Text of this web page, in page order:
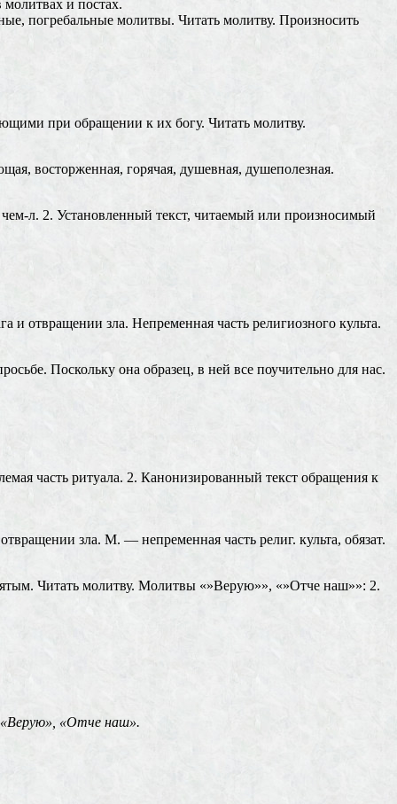
и постах.
погребальные молитвы. Читать молитву. Произносить
при обращении к их богу. Читать молитву.
восторженная, горячая, душевная, душеполезная.
л. 2. Установленный текст, читаемый или произносимый
отвращении зла. Непременная часть религиозного культа.
Поскольку она образец, в ней все поучительно для нас.
часть ритуала. 2. Канонизированный текст обращения к
зла. М. — непременная часть религ. культа, обязат.
Читать молитву. Молитвы «»Верую»», «»Отче наш»»: 2.
«Отче наш».